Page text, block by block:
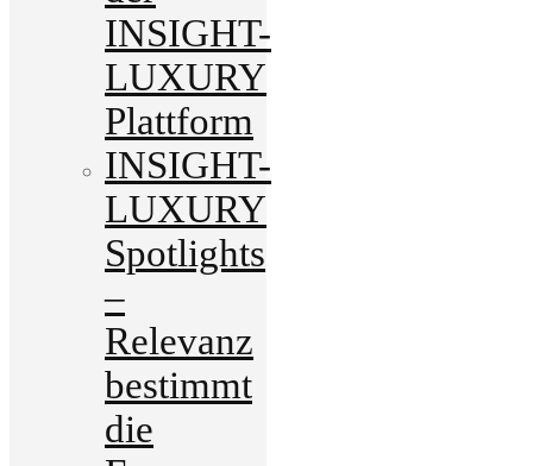
INSIGHT-
LUXURY
Plattform
INSIGHT-
LUXURY
Spotlights
–
Relevanz
bestimmt
die